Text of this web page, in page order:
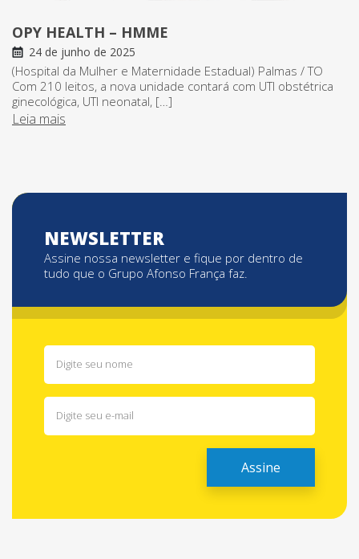
OPY HEALTH – HMME
24 de junho de 2025
(Hospital da Mulher e Maternidade Estadual) Palmas / TO
Com 210 leitos, a nova unidade contará com UTI obstétrica
ginecológica, UTI neonatal, […]
Leia mais
NEWSLETTER
Assine nossa newsletter e fique por dentro de
tudo que o Grupo Afonso França faz.